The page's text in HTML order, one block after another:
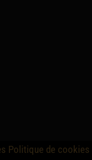
Politique de cookies